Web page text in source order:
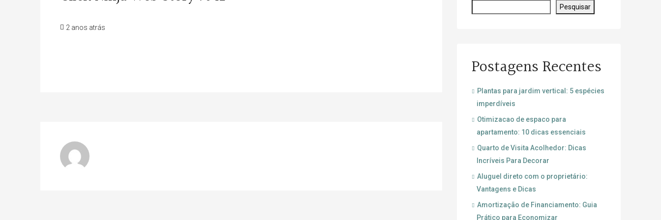
2 anos atrás
Pesquisar
Postagens Recentes
Plantas para jardim vertical: 5 espécies
imperdíveis
Otimizacao de espaco para
apartamento: 10 dicas essenciais
Quarto de Visita Acolhedor: Dicas
Incríveis Para Decorar
Aluguel direto com o proprietário:
Vantagens e Dicas
Amortização de Financiamento: Guia
Prático para Economizar